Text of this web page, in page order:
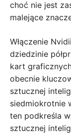
choć nie jest
malejące
Włączenie
dziedzinie
kart
obecnie
sztucznej
siedmiokrotnie
ten podkreśla
sztucznej